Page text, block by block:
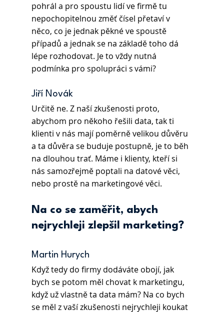
pohrál a pro spoustu lidí ve firmě tu
nepochopitelnou změť čísel přetaví v
něco, co je jednak pěkné ve spoustě
případů a jednak se na základě toho dá
lépe rozhodovat. Je to vždy nutná
podmínka pro spolupráci s vámi?
Jiří Novák
Určitě ne. Z naší zkušenosti proto,
abychom pro někoho řešili data, tak ti
klienti v nás mají poměrně velikou důvěru
a ta důvěra se buduje postupně, je to běh
na dlouhou trať. Máme i klienty, kteří si
nás samozřejmě poptali na datové věci,
nebo prostě na marketingové věci.
Na co se zaměřit, abych
nejrychleji zlepšil marketing?
Martin Hurych
Když tedy do firmy dodáváte obojí, jak
bych se potom měl chovat k marketingu,
když už vlastně ta data mám? Na co bych
se měl z vaší zkušenosti nejrychleji koukat